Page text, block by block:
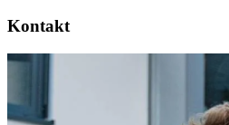
Kontakt